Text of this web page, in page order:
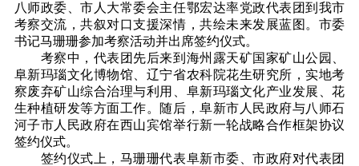
八师政委、市人大常委会主任鄂宏达率党政代表团到我市
考察交流，共叙对口支援深情，共绘未来发展蓝图。市委
书记马珊珊参加考察活动并出席签约仪式。
考察中，代表团先后来到海州露天矿国家矿山公园、
阜新玛瑙文化博物馆、辽宁省农科院花生研究所，实地考
察废弃矿山综合治理与利用、阜新玛瑙文化产业发展、花
生种植研发等方面工作。随后，阜新市人民政府与八师石
河子市人民政府在西山宾馆举行新一轮战略合作框架协议
签约仪式。
签约仪式上，马珊珊代表阜新市委、市政府对代表团